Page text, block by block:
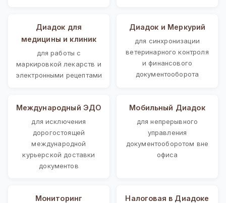
Диадок для
медицины и клиник
для работы с
маркировкой лекарств и
электронными рецептами
Диадок и Меркурий
для синхронизации
ветеринарного контроля
и финансового
документооборота
Международный ЭДО
для исключения
дорогостоящей
международной
курьерской доставки
документов
Мобильный Диадок
для непрерывного
управления
документооборотом вне
офиса
Мониторинг
Налоговая в Диадоке